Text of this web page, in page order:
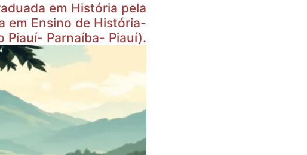
em História pela
em Ensino de História-
Piauí- Parnaíba- Piauí).